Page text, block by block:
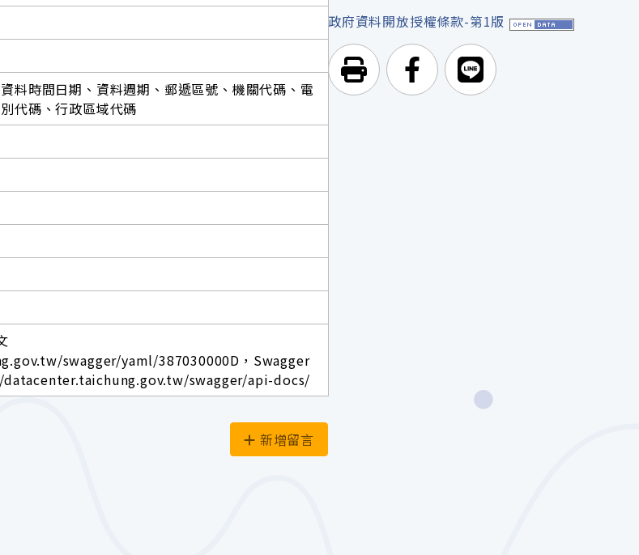
料時間日期、資料週期、郵遞區號、機關代碼、電
代碼、行政區域代碼
swagger/yaml/387030000D，Swagger
datacenter.taichung.gov.tw/swagger/api-docs/
新增留言
政府資料開放授權條款-第1版
列印頁面前往Facebook
前往Line